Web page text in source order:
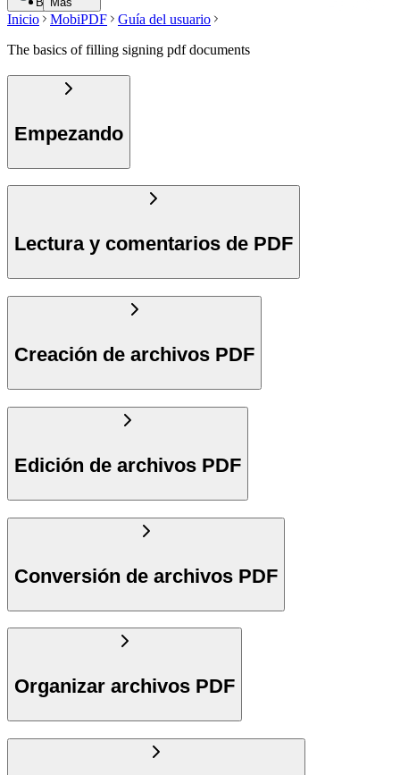
Inicio MobiPDF
Guía del usuario
The basics of filling signing pdf documents
Empezando
Lectura y comentarios de PDF
Creación de archivos PDF
Edición de archivos PDF
Conversión de archivos PDF
Organizar archivos PDF